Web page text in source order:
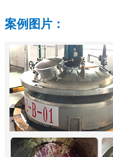
案例图片：